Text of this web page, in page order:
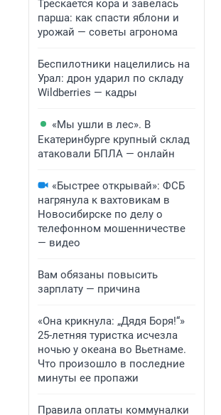
Трескается кора и завелась
парша: как спасти яблони и
урожай — советы агронома
Беспилотники нацелились на
Урал: дрон ударил по складу
Wildberries — кадры
«Мы ушли в лес». В
Екатеринбурге крупный склад
атаковали БПЛА — онлайн
«Быстрее открывай»: ФСБ
нагрянула к вахтовикам в
Новосибирске по делу о
телефонном мошенничестве
— видео
Вам обязаны повысить
зарплату — причина
«Она крикнула: „Дядя Боря!“»
25-летняя туристка исчезла
ночью у океана во Вьетнаме.
Что произошло в последние
минуты ее пропажи
Правила оплаты коммуналки